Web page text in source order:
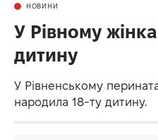
НОВИНИ
У Рівному
дитину
У Рівненському
народила 18-ту дитину.